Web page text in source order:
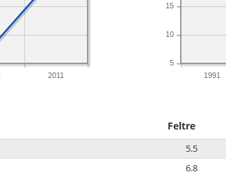
2011 1991
5
10
15
Feltre
5.5
6.8